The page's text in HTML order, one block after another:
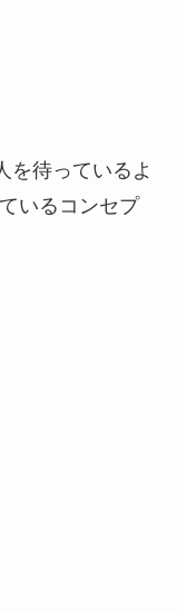
を待っているよ
いるコンセプ